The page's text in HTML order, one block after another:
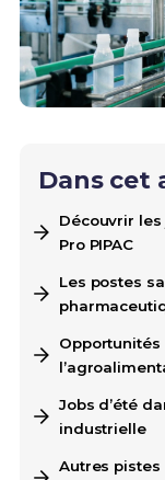
Dans cet
Découvrir les
Pro PIPAC
Les postes
Opportunités
Jobs d’été
industrielle
Autres pistes